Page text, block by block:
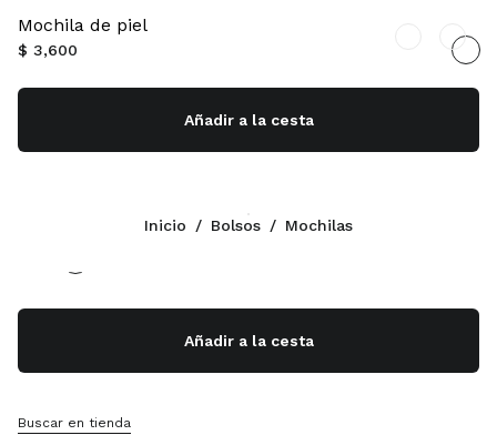
Mochila de piel
$ 3,600
Añadir a la cesta
Añadir a la cesta
Buscar en tienda
Inicio / Bolsos / Mochilas
1-888-964-8648
Contactos